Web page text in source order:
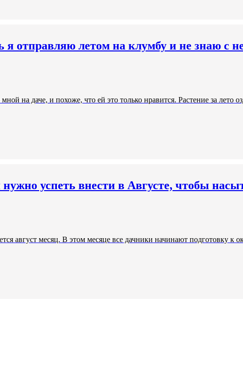
отправляю летом на клумбу и не знаю с
на даче, и похоже, что ей это только нравится. Растение за
успеть внести в Августе, чтобы
август месяц. В этом месяце все дачники начинают подготовку к